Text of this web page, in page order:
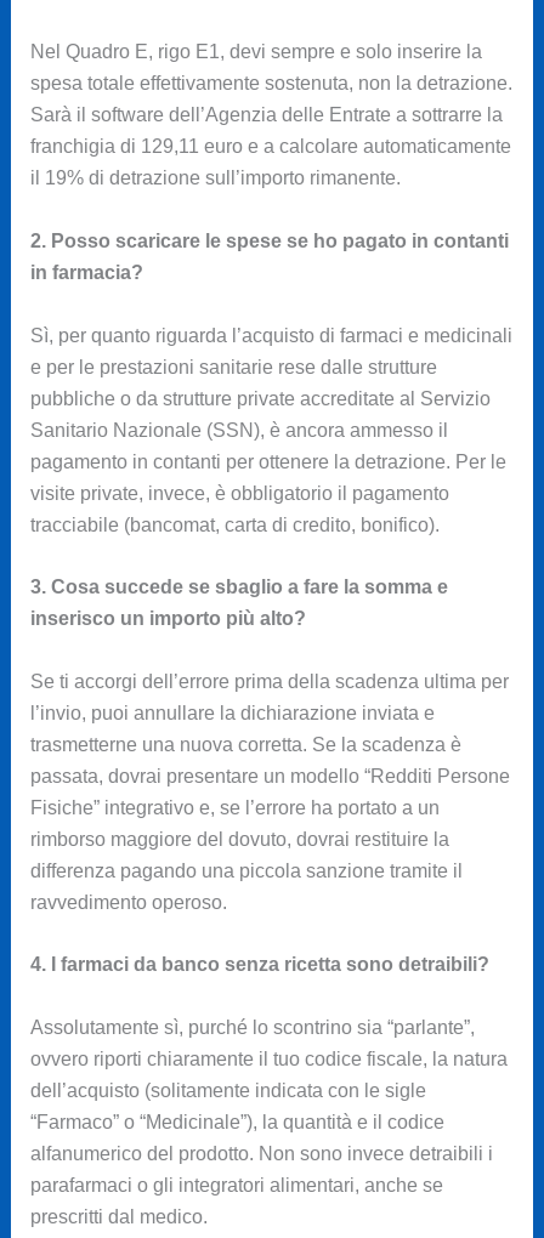
Nel Quadro E, rigo E1, devi sempre e solo inserire la
spesa totale effettivamente sostenuta, non la detrazione.
Sarà il software dell’Agenzia delle Entrate a sottrarre la
franchigia di 129,11 euro e a calcolare automaticamente
il 19% di detrazione sull’importo rimanente.
2. Posso scaricare le spese se ho pagato in contanti
in farmacia?
Sì, per quanto riguarda l’acquisto di farmaci e medicinali
e per le prestazioni sanitarie rese dalle strutture
pubbliche o da strutture private accreditate al Servizio
Sanitario Nazionale (SSN), è ancora ammesso il
pagamento in contanti per ottenere la detrazione. Per le
visite private, invece, è obbligatorio il pagamento
tracciabile (bancomat, carta di credito, bonifico).
3. Cosa succede se sbaglio a fare la somma e
inserisco un importo più alto?
Se ti accorgi dell’errore prima della scadenza ultima per
l’invio, puoi annullare la dichiarazione inviata e
trasmetterne una nuova corretta. Se la scadenza è
passata, dovrai presentare un modello “Redditi Persone
Fisiche” integrativo e, se l’errore ha portato a un
rimborso maggiore del dovuto, dovrai restituire la
differenza pagando una piccola sanzione tramite il
ravvedimento operoso.
4. I farmaci da banco senza ricetta sono detraibili?
Assolutamente sì, purché lo scontrino sia “parlante”,
ovvero riporti chiaramente il tuo codice fiscale, la natura
dell’acquisto (solitamente indicata con le sigle
“Farmaco” o “Medicinale”), la quantità e il codice
alfanumerico del prodotto. Non sono invece detraibili i
parafarmaci o gli integratori alimentari, anche se
prescritti dal medico.